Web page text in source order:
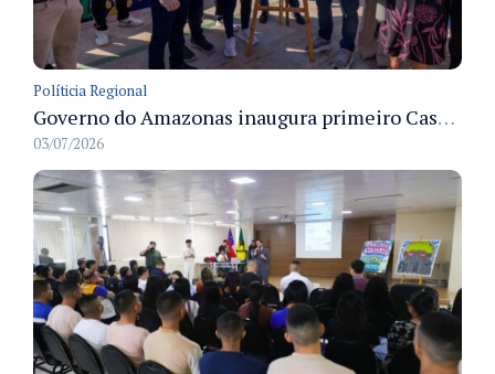
Políticia Regional
Governo do Amazonas inaugura primeiro Castramóvel Fluvial para atendimento veterinário às comunidades ribeirinhas e castração gratuita
03/07/2026